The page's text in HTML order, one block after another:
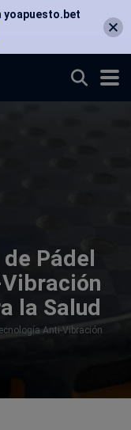
Pádel
la Salud
Anti-Vibración
yoapuesto.bet